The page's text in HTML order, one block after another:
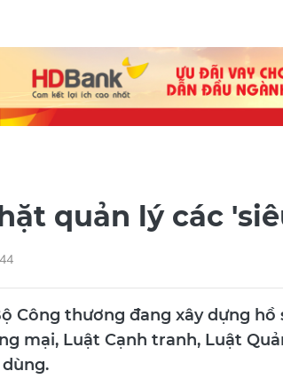
quản lý các
Công thương đang xây dựng
mại, Luật Cạnh tranh, Luật